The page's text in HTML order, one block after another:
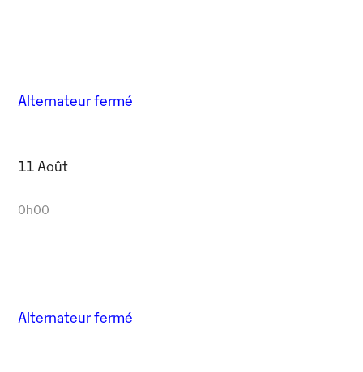
Alternateur fermé
11 Août
0h00
Alternateur fermé